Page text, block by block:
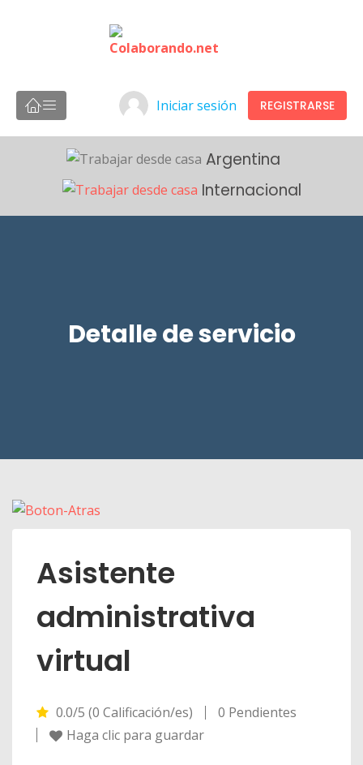
Iniciar sesión REGISTRARSE
Argentina
Internacional
Detalle de servicio
Asistente
administrativa
virtual
0.0/5 (0 Calificación/es)
0 Pendientes
Haga clic para guardar